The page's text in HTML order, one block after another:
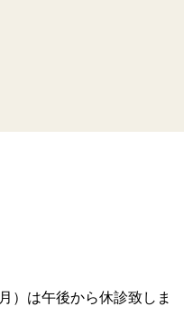
）は午後から休診致しま